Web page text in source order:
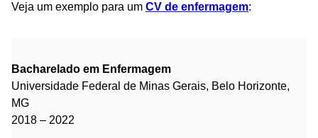
Veja um exemplo para um CV de enfermagem:
Bacharelado em Enfermagem
Universidade Federal de Minas Gerais, Belo Horizonte,
MG
2018 – 2022